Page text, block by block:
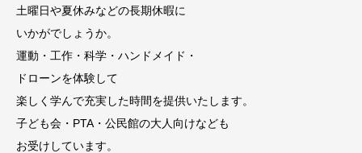
土曜日や夏休みなどの長期休暇に
いかがでしょうか。
運動・工作・科学・ハンドメイド・
ドローンを体験して
楽しく学んで充実した時間を提供いたします。
子ども会・PTA・公民館の大人向けなども
お受けしています。